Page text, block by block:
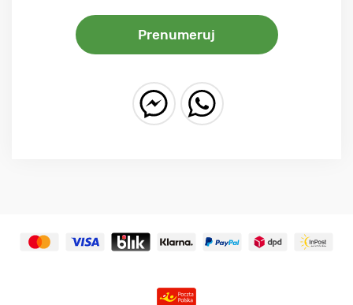
Prenumeruj